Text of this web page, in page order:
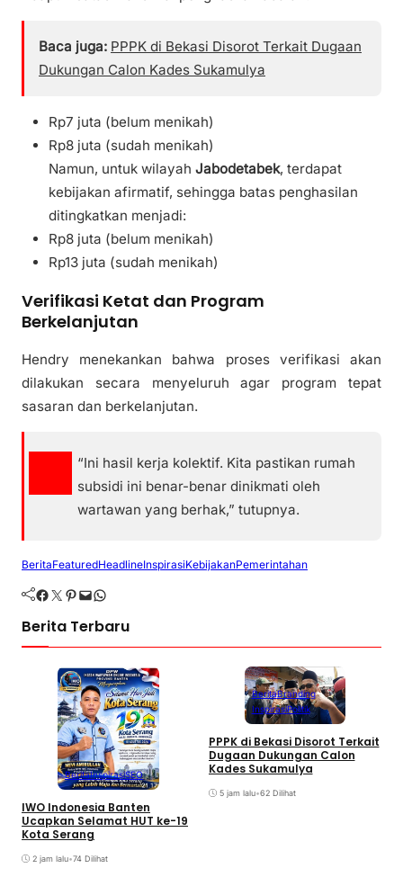
Baca juga: PPPK di Bekasi Disorot Terkait Dugaan
Dukungan Calon Kades Sukamulya
Rp7 juta (belum menikah)
Rp8 juta (sudah menikah)
Namun, untuk wilayah Jabodetabek, terdapat
kebijakan afirmatif, sehingga batas penghasilan
ditingkatkan menjadi:
Rp8 juta (belum menikah)
Rp13 juta (sudah menikah)
Verifikasi Ketat dan Program
Berkelanjutan
Hendry menekankan bahwa proses verifikasi akan
dilakukan secara menyeluruh agar program tepat
sasaran dan berkelanjutan.
“Ini hasil kerja kolektif. Kita pastikan rumah
subsidi ini benar-benar dinikmati oleh
wartawan yang berhak,” tutupnya.
BeritaFeaturedHeadlineInspirasiKebijakanPemerintahan
Facebook Twitter Pinterest Mail WhatsApp
Berita Terbaru
BeritaInspirasiSEO
IWO Indonesia Banten
Ucapkan Selamat HUT ke-19
Kota Serang
2 jam lalu•74 Dilihat
BeritaBranding
InspirasiPolitik
PPPK di Bekasi Disorot Terkait
Dugaan Dukungan Calon
Kades Sukamulya
5 jam lalu•62 Dilihat